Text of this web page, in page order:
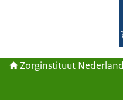
Zorginstituut Nederland